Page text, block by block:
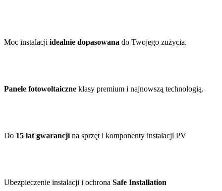
Moc instalacji idealnie dopasowana do Twojego zużycia.
Panele fotowoltaiczne klasy premium i najnowszą technologią.
Do 15 lat gwarancji na sprzęt i komponenty instalacji PV
Ubezpieczenie instalacji i ochrona Safe Installation